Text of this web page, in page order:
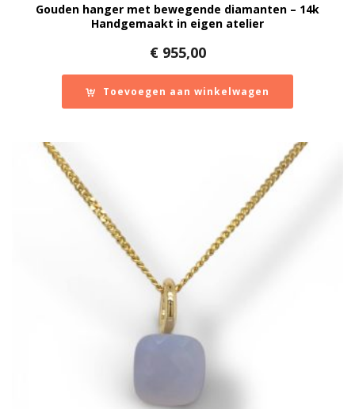
Gouden hanger met bewegende diamanten – 14k
Handgemaakt in eigen atelier
€955,00
Toevoegen aan winkelwagen